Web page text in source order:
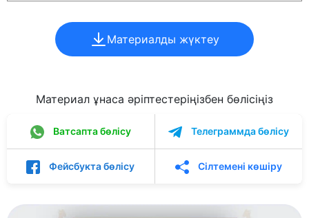
Материалды жүктеу
Материал ұнаса әріптестеріңізбен бөлісіңіз
Ватсапта бөлісу Телеграммда бөлісу
Фейсбукта бөлісу Сілтемені көшіру